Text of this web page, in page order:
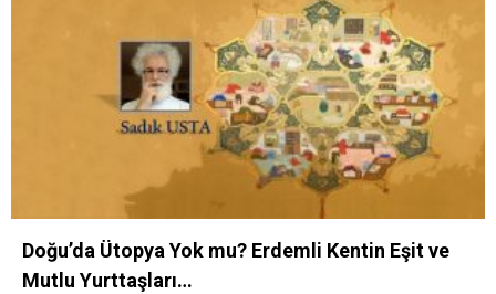
Doğu’da Ütopya Yok mu? Erdemli Kentin Eşit ve
Mutlu Yurttaşları…